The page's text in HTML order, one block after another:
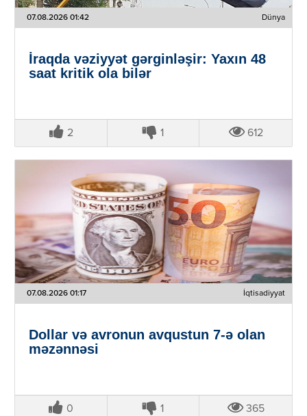
07.08.2026 01:42 Dünya
İraqda vəziyyət gərginləşir: Yaxın 48
saat kritik ola bilər
2 1 612
07.08.2026 01:17 İqtisadiyyat
Dollar və avronun avqustun 7-ə olan
məzənnəsi
0 1 365